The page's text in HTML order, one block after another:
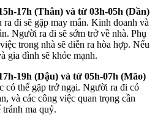
17h (Thân) và từ 03h-05h (Dần)
đi sẽ gặp may mắn. Kinh doanh và
Người ra đi sẽ sớm trở về nhà. Phụ
trong nhà sẽ diễn ra hòa hợp. Nếu
gia đình sẽ khỏe mạnh.
19h (Dậu) và từ 05h-07h (Mão)
có thể gặp trở ngại. Người ra đi có
và các công việc quan trọng cần
tránh ma quỷ.